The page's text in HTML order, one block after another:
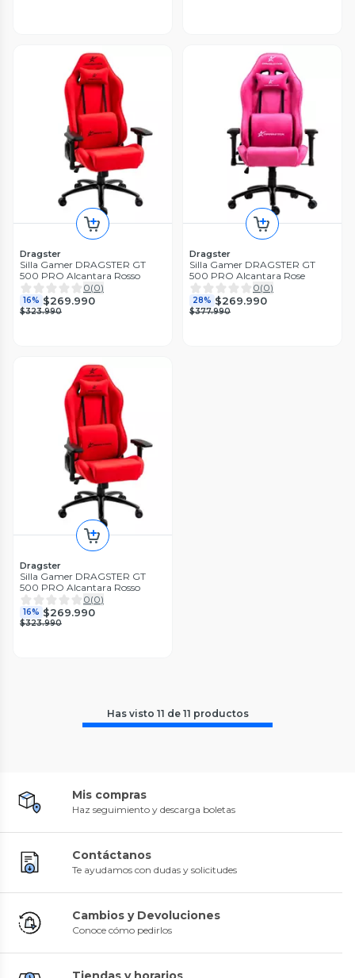
Dragster
Silla Gamer DRAGSTER GT
500 PRO Alcantara Rosso
0(0)
16% $269.990
$323.990
Dragster
Silla Gamer DRAGSTER GT
500 PRO Alcantara Rose
0(0)
28% $269.990
$377.990
Dragster
Silla Gamer DRAGSTER GT
500 PRO Alcantara Rosso
0(0)
16% $269.990
$323.990
Has visto 11 de 11 productos
Mis compras
Haz seguimiento y descarga boletas
Contáctanos
Te ayudamos con dudas y solicitudes
Cambios y Devoluciones
Conoce cómo pedirlos